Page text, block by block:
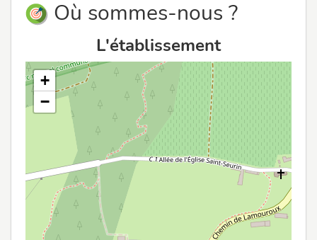
Où sommes-nous ?
L'établissement
+
−